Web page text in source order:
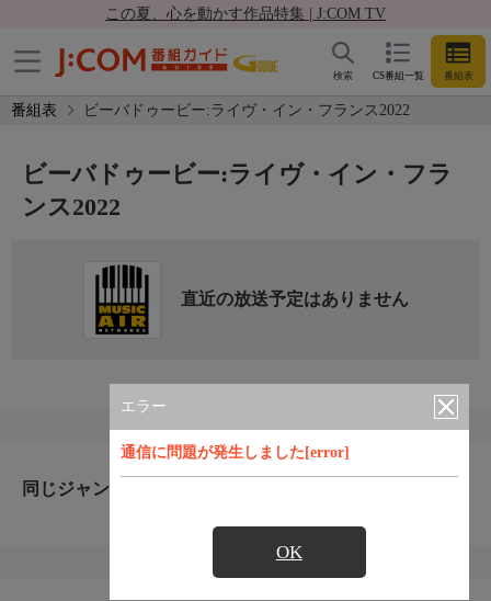
この夏、心を動かす作品特集 | J:COM TV
CS番組一覧 番組表
検索
番組表 ビーバドゥービー:ライヴ・イン・フランス2022
エラー
通信に問題が発生しました[error]
OK
ビーバドゥービー:ライヴ・イン・フラ
ンス2022
直近の放送予定はありません
同じジャンルのおすすめ番組